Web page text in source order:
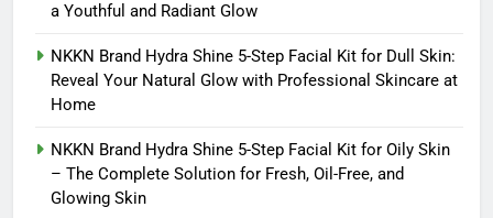
a Youthful and Radiant Glow
NKKN Brand Hydra Shine 5-Step Facial Kit for Dull Skin:
Reveal Your Natural Glow with Professional Skincare at
Home
NKKN Brand Hydra Shine 5-Step Facial Kit for Oily Skin
– The Complete Solution for Fresh, Oil-Free, and
Glowing Skin